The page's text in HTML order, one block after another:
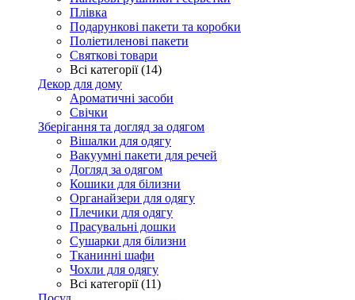
Плівка
Подарункові пакети та коробки
Поліетиленові пакети
Святкові товари
Всі категорії (14)
Декор для дому
Ароматичні засоби
Свічки
Зберігання та догляд за одягом
Вішалки для одягу
Вакуумні пакети для речей
Догляд за одягом
Кошики для білизни
Органайзери для одягу
Плечики для одягу
Прасувальні дошки
Сушарки для білизни
Тканинні шафи
Чохли для одягу
Всі категорії (11)